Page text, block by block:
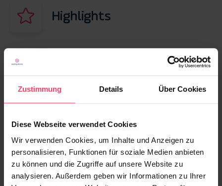
Zustimmung Details Über Cookies
Diese Webseite verwendet Cookies
Wir verwenden Cookies, um Inhalte und Anzeigen zu
personalisieren, Funktionen für soziale Medien anbieten
zu können und die Zugriffe auf unsere Website zu
analysieren. Außerdem geben wir Informationen zu Ihrer
Highlights
Native Advertising für die Gen Z: Strategien
Advertorial vs. Native Advertising: Wo liegt
der Unterschied – und welches Format
passt zu Ihrem Ziel?
30. JANUAR 2026